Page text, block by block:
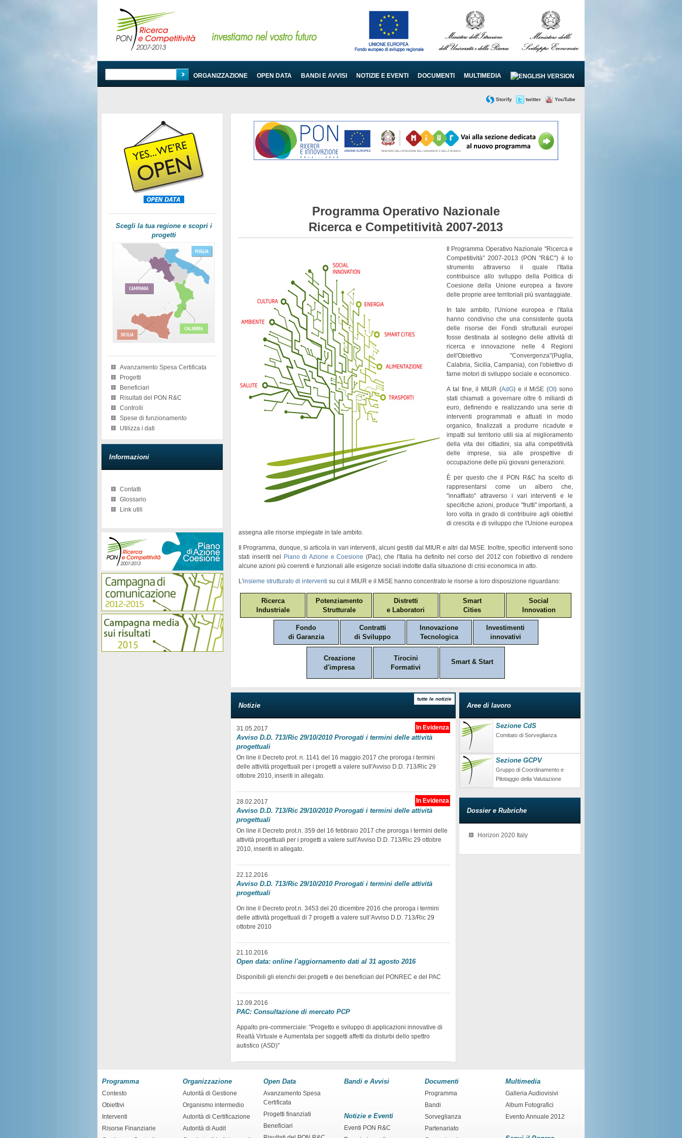
PROGRAMMA ORGANIZZAZIONE OPEN DATA BANDI E AVVISI NOTIZIE E EVENTI DOCUMENTI MULTIMEDIA
Storify twitter YouTube
Scegli la tua regione e scopri i
progetti
Avanzamento Spesa Certificata
Progetti
Beneficiari
Risultati del PON R&C
Controlli
Spese di funzionamento
Utilizza i dati
Informazioni
Contatti
Glossario
Link utili
Programma Operativo Nazionale
Ricerca e Competitività 2007-2013
Il Programma Operativo Nazionale "Ricerca e
Competitività" 2007-2013 (PON "R&C") è lo
strumento attraverso il quale l'Italia
contribuisce allo sviluppo della Politica di
Coesione della Unione europea a favore
delle proprie aree territoriali più svantaggiate.
In tale ambito, l'Unione europea e l'Italia
hanno condiviso che una consistente quota
delle risorse dei Fondi strutturali europei
fosse destinata al sostegno delle attività di
ricerca e innovazione nelle 4 Regioni
dell'Obiettivo "Convergenza"(Puglia,
Calabria, Sicilia, Campania), con l'obiettivo di
farne motori di sviluppo sociale e economico.
A tal fine, il MIUR (AdG) e il MiSE (OI) sono
stati chiamati a governareoltre 6 miliardi di
euro, definendo e realizzando una serie di
interventi programmati e attuati in modo
organico, finalizzati a produrre ricadute e
impatti sul territorio utili sia al miglioramento
della vita dei cittadini, sia alla competitività
delle imprese, sia alle prospettive di
occupazione delle più giovani generazioni.
È per questo che il PON R&C ha scelto di
rappresentarsi come un albero che,
"innaffiato" attraverso i variinterventi e le
specifiche azioni, produce "frutti" importanti, a
loro volta in grado di contribuire agli obiettivi
dicrescita e di sviluppo che l'Unione europea
assegna alle risorse impiegate in tale ambito.
Il Programma, dunque, si articola in vari interventi, alcuni gestiti dal MIUR e altri dal MiSE. Inoltre, specifici interventi sono
stati inseriti nel Piano di Azione e Coesione (Pac), che l'Italia ha definito nel corso del 2012 con l'obiettivo di rendere
alcune azioni più coerenti e funzionali alle esigenze sociali indotte dalla situazione di crisi economica in atto.
L'insieme strutturato di interventi su cui il MIUR e il MiSE hanno concentrato le risorse a loro disposizione riguardano:
Ricerca
Industriale
Potenziamento
Strutturale
Distretti
e Laboratori
Smart
Cities
Social
Innovation
Fondo
di Garanzia
Contratti
di Sviluppo
Innovazione
Tecnologica
Investimenti
innovativi
Creazione
d'impresa
Tirocini
Formativi
Smart & Start
tutte le notizie
Notizie
In Evidenza
31.05.2017
Avviso D.D. 713/Ric 29/10/2010 Prorogati i termini delle attività
progettuali
On line il Decreto prot. n. 1141 del 16 maggio 2017 che proroga i termini
delle attività progettuali per i progetti a valere sull'Avviso D.D. 713/Ric 29
ottobre 2010, inseriti in allegato.
In Evidenza
28.02.2017
Avviso D.D. 713/Ric 29/10/2010 Prorogati i termini delle attività
progettuali
On line il Decreto prot.n. 359 del 16 febbraio 2017 che proroga i termini delle
attività progettuali per i progetti a valere sull'Avviso D.D. 713/Ric 29 ottobre
2010, inseriti in allegato.
22.12.2016
Avviso D.D. 713/Ric 29/10/2010 Prorogati i termini delle attività
progettuali
On line il Decreto prot.n. 3453 del 20 dicembre 2016 che proroga i termini
delle attività progettuali di 7 progetti a valere sull’Avviso D.D. 713/Ric 29
ottobre 2010
21.10.2016
Open data: online l'aggiornamento dati al 31 agosto 2016
Disponibili gli elenchi dei progetti e dei beneficiari del PONREC e del PAC
12.09.2016
PAC: Consultazione di mercato PCP
Appalto pre-commerciale: "Progetto e sviluppo di applicazioni innovative di
Realtà Virtuale e Aumentata per soggetti affetti da disturbi dello spettro
autistico (ASD)"
Aree di lavoro
Sezione CdS
Comitato di Sorveglianza
Sezione GCPV
Gruppo di Coordinamento e
Pilotaggio della Valutazione
Dossier e Rubriche
Horizon 2020 Italy
Programma
Contesto
Obiettivi
Interventi
Risorse Finanziarie
Organizzazione
Autorità di Gestione
Organismo intermedio
Autorità di Certificazione
Autorità di Audit
Open Data
Avanzamento Spesa
Certificata
Progetti finanziati
Beneficiari
Bandi e Avvisi
Notizie e Eventi
Eventi PON R&C
Documenti
Programma
Bandi
Sorveglianza
Partenariato
Multimedia
Galleria Audiovisivi
Album Fotografici
Evento Annuale 2012